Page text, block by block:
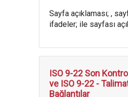
Sayfa açıklaması; ,
ifadeler; ile sayfası
ISO 9-22 Son
ve ISO 9-22 -
Bağlantılar